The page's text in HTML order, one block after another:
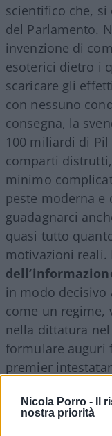
Nicola Porro -
Il
nostra priorità
scientifico che,
del Parlamento.
invenzione di
esoterici dietro i
scaricare gli
con nessuno
consegna, la
100 miliardi di
comparti
minimo
peste moderna e
guadagnarci
quasi tutto
motivazioni reali.
in modo
come un regime,
nella dittatura
formulare auguri
premier